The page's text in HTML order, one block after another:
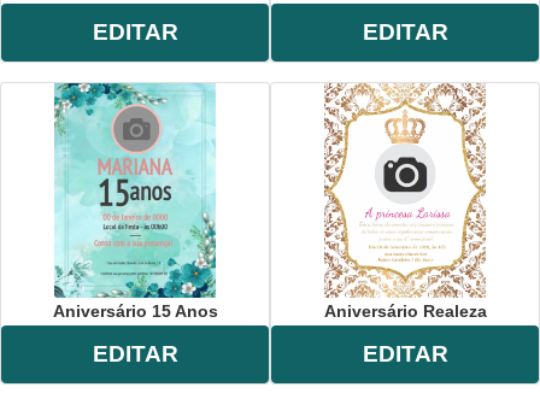
EDITAR EDITAR
Aniversário 15 Anos
EDITAR
Aniversário Realeza
EDITAR